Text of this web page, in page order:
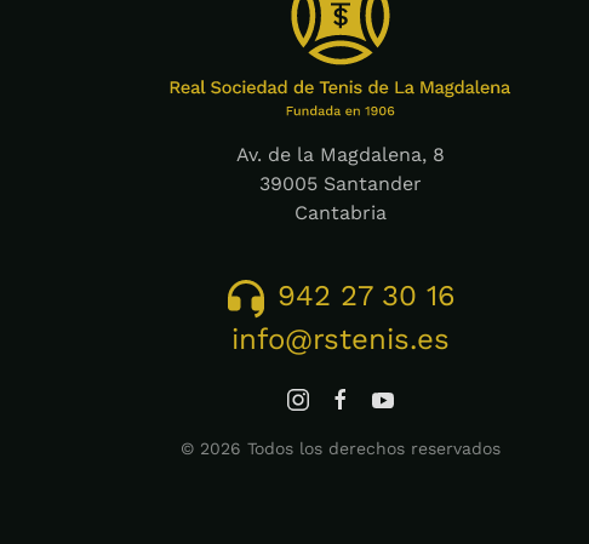
Av. de la Magdalena, 8
39005 Santander
Cantabria
942 27 30 16
info@rstenis.es
© 2026 Todos los derechos reservados